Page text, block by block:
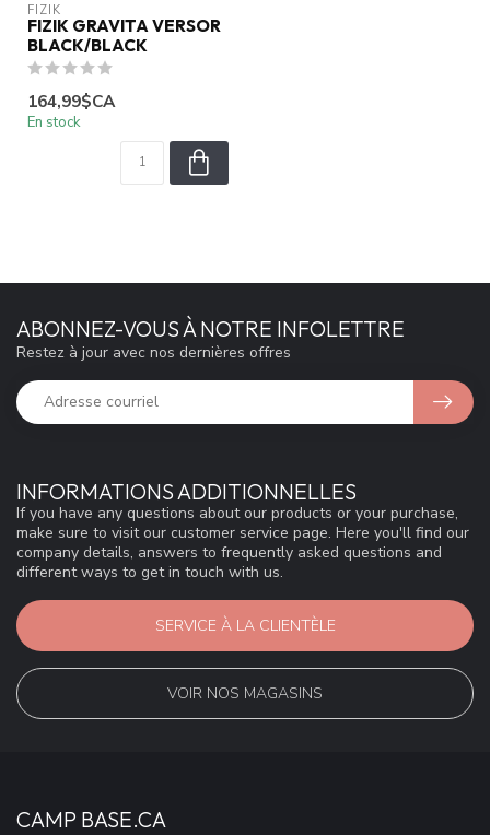
FIZIK
FIZIK GRAVITA VERSOR
BLACK/BLACK
164,99$CA
En stock
INFORMATIONS ADDITIONNELLES
If you have any questions about our products or your purchase,
make sure to visit our customer service page. Here you'll find our
company details, answers to frequently asked questions and
different ways to get in touch with us.
SERVICE À LA CLIENTÈLE
VOIR NOS MAGASINS
ABONNEZ-VOUS À NOTRE INFOLETTRE
Restez à jour avec nos dernières offres
CAMP BASE.CA